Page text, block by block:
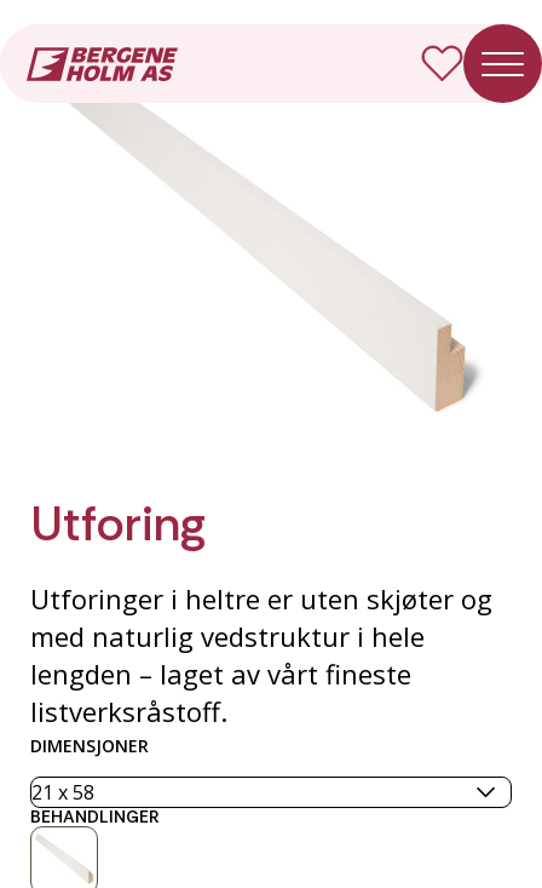
Utforing
Utforinger i heltre er uten skjøter og
med naturlig vedstruktur i hele
lengden – laget av vårt fineste
listverksråstoff.
DIMENSJONER
BEHANDLINGER